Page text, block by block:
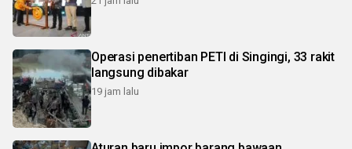
Operasi penertiban PETI di Singingi, 33 rakit
langsung dibakar
19 jam lalu